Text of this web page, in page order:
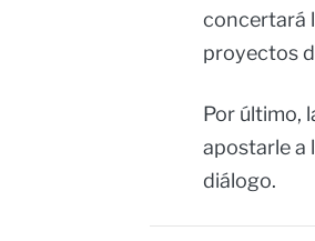
concertará
proyectos
Por último,
apostarle a
diálogo.